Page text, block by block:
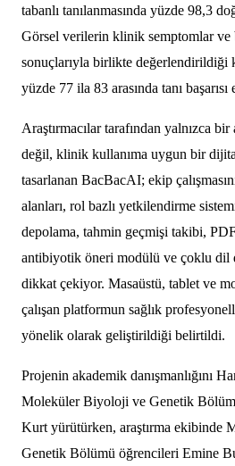
tabanlı tanılanmasında yüzde 98,3
Görsel verilerin klinik semptomlar ve
sonuçlarıyla birlikte değerlendirildiği
yüzde 77 ila 83 arasında tanı
Araştırmacılar tarafından yalnızca
değil, klinik kullanıma uygun bir
tasarlanan BacBacAI; ekip
alanları, rol bazlı yetkilendirme
depolama, tahmin geçmişi takibi,
antibiyotik öneri modülü ve çoklu dil
dikkat çekiyor. Masaüstü, tablet ve
çalışan platformun sağlık
yönelik olarak geliştirildiği belirtildi.
Projenin akademik danışmanlığını
Moleküler Biyoloji ve Genetik
Kurt yürütürken, araştırma ekibinde
Genetik Bölümü öğrencileri Emine